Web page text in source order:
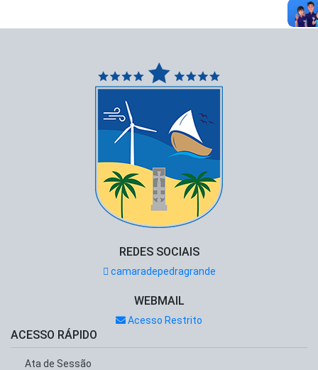
REDES SOCIAIS
camaradepedragrande
WEBMAIL
Acesso Restrito
ACESSO RÁPIDO
Ata de Sessão